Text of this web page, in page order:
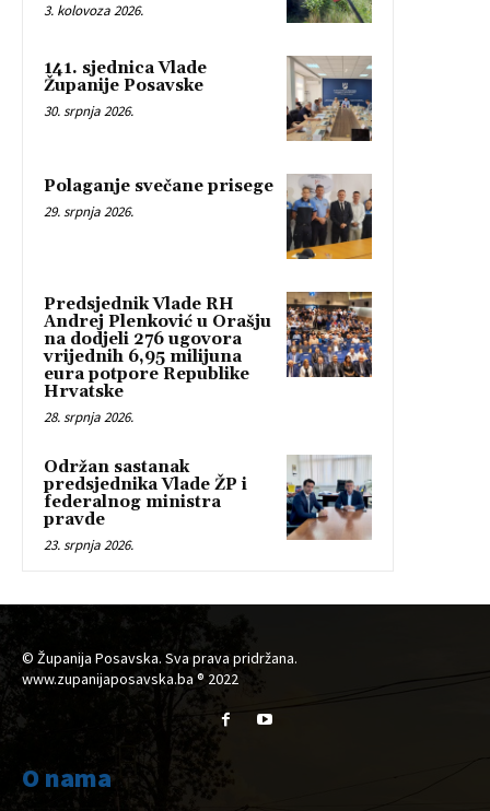
3. kolovoza 2026.
141. sjednica Vlade
Županije Posavske
30. srpnja 2026.
Polaganje svečane prisege
29. srpnja 2026.
Predsjednik Vlade RH
Andrej Plenković u Orašju
na dodjeli 276 ugovora
vrijednih 6,95 milijuna
eura potpore Republike
Hrvatske
28. srpnja 2026.
Održan sastanak
predsjednika Vlade ŽP i
federalnog ministra
pravde
23. srpnja 2026.
© Županija Posavska. Sva prava pridržana.
www.zupanijaposavska.ba ® 2022
O nama